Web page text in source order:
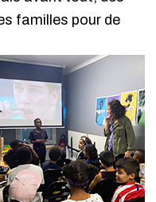
familles pour de